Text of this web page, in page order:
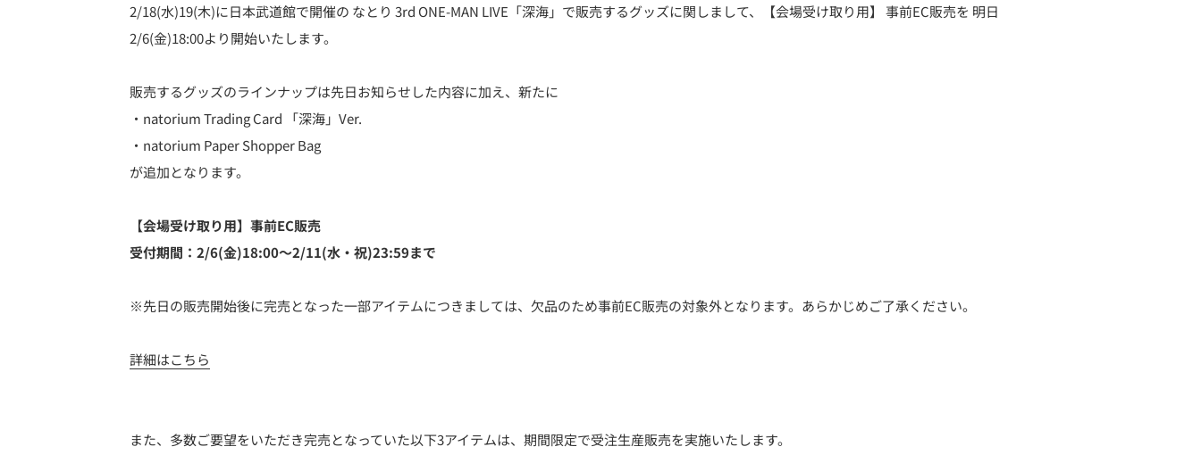
2/18(水)19(木)に日本武道館で開催の なとり 3rd ONE-MAN LIVE「深海」で販売するグッズに関しまして、【会場受け取り用】 事前EC販売を 明日
2/6(金)18:00より開始いたします。
販売するグッズのラインナップは先日お知らせした内容に加え、新たに
・natorium Trading Card 「深海」Ver.
・natorium Paper Shopper Bag
が追加となります。
【会場受け取り用】事前EC販売
受付期間：2/6(金)18:00～2/11(水・祝)23:59まで
※先日の販売開始後に完売となった一部アイテムにつきましては、欠品のため事前EC販売の対象外となります。あらかじめご了承ください。
詳細はこちら
また、多数ご要望をいただき完売となっていた以下3アイテムは、期間限定で受注生産販売を実施いたします。